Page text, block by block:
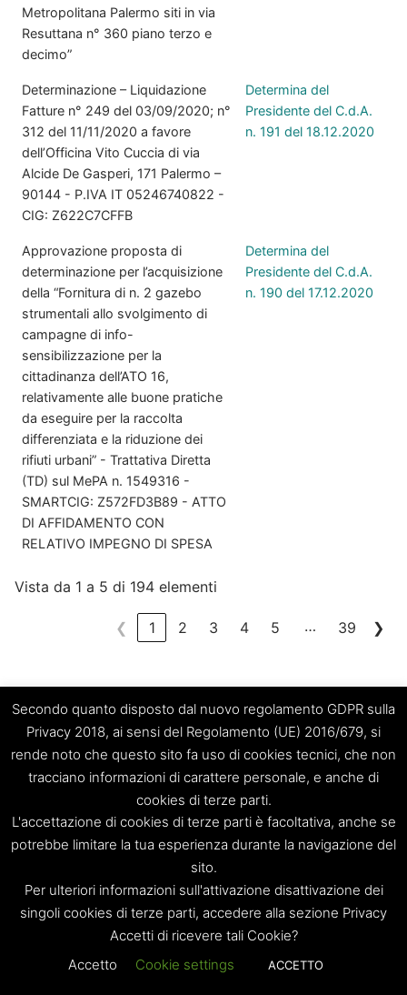
Metropolitana Palermo siti in via
Resuttana n° 360 piano terzo e
decimo”
Determinazione – Liquidazione
Fatture n° 249 del 03/09/2020; n°
312 del 11/11/2020 a favore
dell’Officina Vito Cuccia di via
Alcide De Gasperi, 171 Palermo –
90144 - P.IVA IT 05246740822 -
CIG: Z622C7CFFB
Determina del
Presidente del C.d.A.
n. 191 del 18.12.2020
Approvazione proposta di
determinazione per l’acquisizione
della “Fornitura di n. 2 gazebo
strumentali allo svolgimento di
campagne di info-
sensibilizzazione per la
cittadinanza dell’ATO 16,
relativamente alle buone pratiche
da eseguire per la raccolta
differenziata e la riduzione dei
rifiuti urbani” - Trattativa Diretta
(TD) sul MePA n. 1549316 -
SMARTCIG: Z572FD3B89 - ATTO
DI AFFIDAMENTO CON
RELATIVO IMPEGNO DI SPESA
Determina del
Presidente del C.d.A.
n. 190 del 17.12.2020
Vista da 1 a 5 di 194 elementi
❮ 1 2 3 4 5 … 39 ❯
Determinazioni del Presidente del
Visualizza elementi
Cerca:
Documento
Secondo quanto disposto dal nuovo regolamento GDPR sulla
Privacy 2018, ai sensi del Regolamento (UE) 2016/679, si
rende noto che questo sito fa uso di cookies tecnici, che non
tracciano informazioni di carattere personale, e anche di
cookies di terze parti.
L'accettazione di cookies di terze parti è facoltativa, anche se
potrebbe limitare la tua esperienza durante la navigazione del
sito.
Per ulteriori informazioni sull'attivazione disattivazione dei
singoli cookies di terze parti, accedere alla sezione Privacy
Accetti di ricevere tali Cookie?
Accetto
Cookie settings ACCETTO